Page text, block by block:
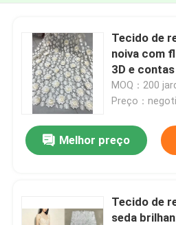
Tecido de
noiva com
3D e contas
MOQ：200
Preço：
Melhor preço
Tecido de
seda